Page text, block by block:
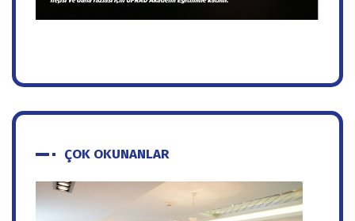
ÇOK OKUNANLAR